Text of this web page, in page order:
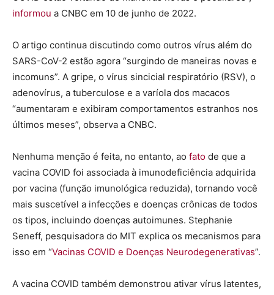
informou a CNBC em 10 de junho de 2022.
O artigo continua discutindo como outros vírus além do
SARS-CoV-2 estão agora “surgindo de maneiras novas e
incomuns”. A gripe, o vírus sincicial respiratório (RSV), o
adenovírus, a tuberculose e a varíola dos macacos
“aumentaram e exibiram comportamentos estranhos nos
últimos meses”, observa a CNBC.
Nenhuma menção é feita, no entanto, ao fato de que a
vacina COVID foi associada à imunodeficiência adquirida
por vacina (função imunológica reduzida), tornando você
mais suscetível a infecções e doenças crônicas de todos
os tipos, incluindo doenças autoimunes. Stephanie
Seneff, pesquisadora do MIT explica os mecanismos para
isso em “Vacinas COVID e Doenças Neurodegenerativas”.
A vacina COVID também demonstrou ativar vírus latentes,